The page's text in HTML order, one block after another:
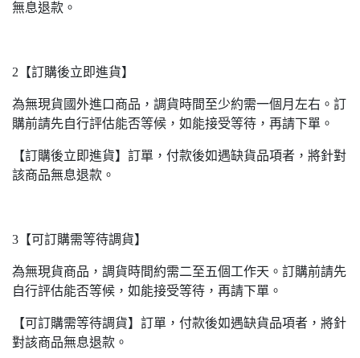
無息退款。
2【訂購後立即進貨】
為無現貨國外進口商品，調貨時間至少約需一個月左右。訂
購前請先自行評估能否等候，如能接受等待，再請下單。
【訂購後立即進貨】訂單，付款後如遇缺貨品項者，將針對
該商品無息退款。
3【可訂購需等待調貨】
為無現貨商品，調貨時間約需二至五個工作天。訂購前請先
自行評估能否等候，如能接受等待，再請下單。
【可訂購需等待調貨】訂單，付款後如遇缺貨品項者，將針
對該商品無息退款。